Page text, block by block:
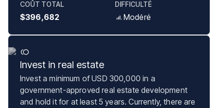
COÛT TOTAL
$396,682
DIFFICULTÉ
Modéré
Invest in real estate
Invest a minimum of USD 300,000 in a
government-approved real estate development
and hold it for at least 5 years. Currently, there are